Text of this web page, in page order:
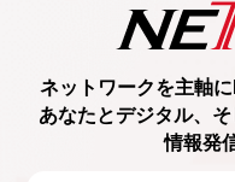
ネットワークを主軸に
あなたとデジタル、
情報発